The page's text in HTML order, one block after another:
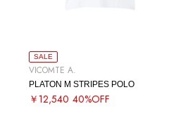
SALE
VICOMTE A.
PLATON M STRIPES POLO
￥12,540 40%OFF